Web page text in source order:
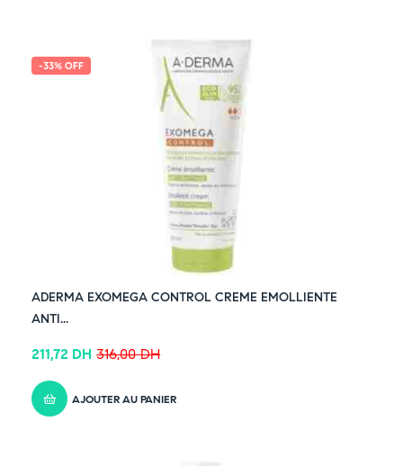
-33% OFF
ADERMA EXOMEGA CONTROL CREME EMOLLIENTE
ANTI...
316,00DH
211,72 DH
AJOUTER AU PANIER